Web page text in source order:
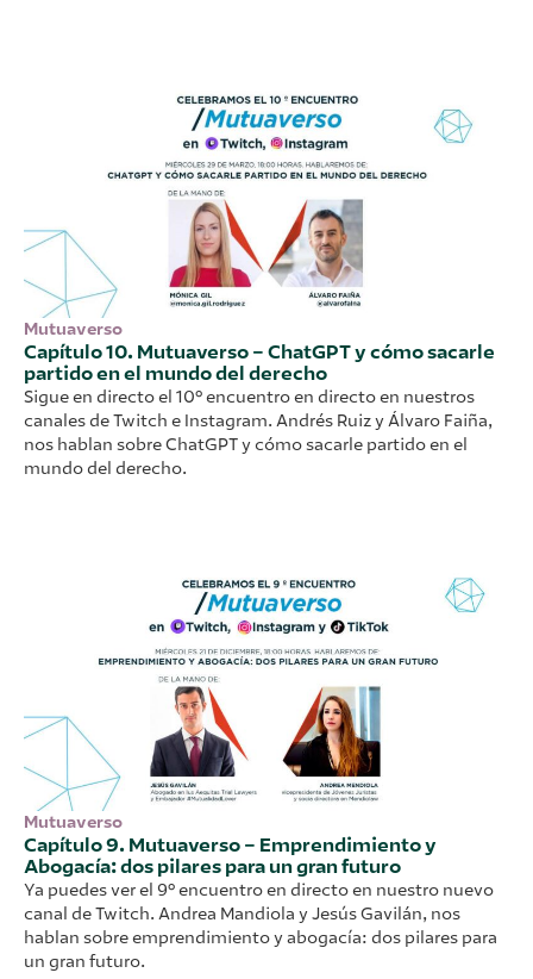
Mutuaverso
Capítulo 10. Mutuaverso – ChatGPT y cómo sacarle
partido en el mundo del derecho
Sigue en directo el 10º encuentro en directo en nuestros
canales de Twitch e Instagram. Andrés Ruiz y Álvaro Faiña,
nos hablan sobre ChatGPT y cómo sacarle partido en el
mundo del derecho.
Mutuaverso
Capítulo 9. Mutuaverso – Emprendimiento y
Abogacía: dos pilares para un gran futuro
Ya puedes ver el 9º encuentro en directo en nuestro nuevo
canal de Twitch. Andrea Mandiola y Jesús Gavilán, nos
hablan sobre emprendimiento y abogacía: dos pilares para
un gran futuro.